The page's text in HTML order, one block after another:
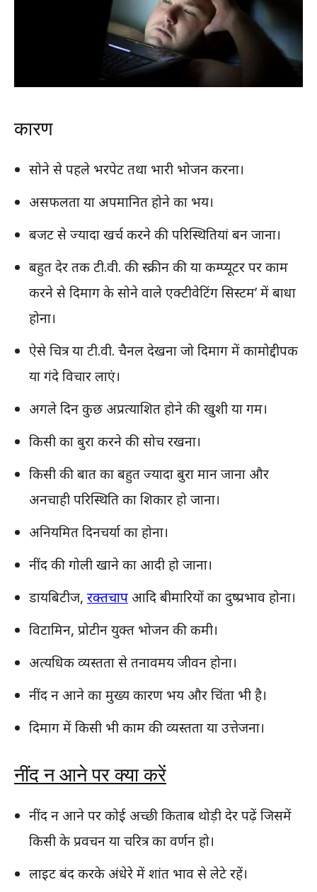
कारण
सोने से पहले भरपेट तथा भारी भोजन करना।
असफलता या अपमानित होने का भय।
बजट से ज्यादा खर्च करने की परिस्थितियां बन जाना।
बहुत देर तक टी.वी. की स्क्रीन की या कम्प्यूटर पर काम
करने से दिमाग के सोने वाले एक्टीवेटिंग सिस्टम’ में बाधा
होना।
ऐसे चित्र या टी.वी. चैनल देखना जो दिमाग में कामोद्दीपक
या गंदे विचार लाएं।
अगले दिन कुछ अप्रत्याशित होने की खुशी या गम।
किसी का बुरा करने की सोच रखना।
किसी की बात का बहुत ज्यादा बुरा मान जाना और
अनचाही परिस्थिति का शिकार हो जाना।
अनियमित दिनचर्या का होना।
नींद की गोली खाने का आदी हो जाना।
डायबिटीज, रक्तचाप आदि बीमारियों का दुष्प्रभाव होना।
विटामिन, प्रोटीन युक्त भोजन की कमी।
अत्यधिक व्यस्तता से तनावमय जीवन होना।
नींद न आने का मुख्य कारण भय और चिंता भी है।
दिमाग में किसी भी काम की व्यस्तता या उत्तेजना।
नींद न आने पर क्या करें
नींद न आने पर कोई अच्छी किताब थोड़ी देर पढ़ें जिसमें
किसी के प्रवचन या चरित्र का वर्णन हो।
लाइट बंद करके अंधेरे में शांत भाव से लेटे रहें।